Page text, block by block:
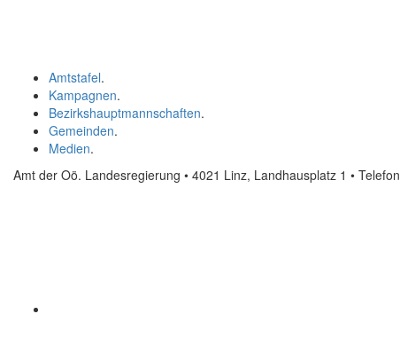
Amtstafel.
Kampagnen.
Bezirkshauptmannschaften.
Gemeinden.
Medien.
Amt der Oö. Landesregierung • 4021 Linz, Landhausplatz 1 • Telefon